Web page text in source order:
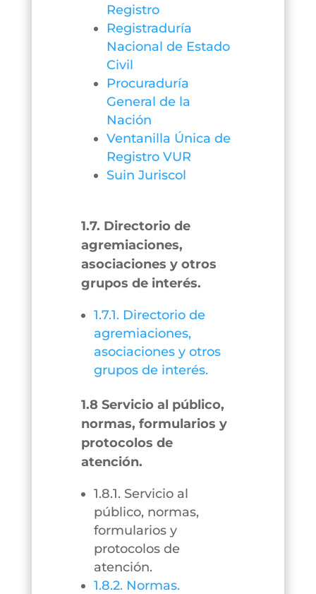
Registro
Registraduría
Nacional de Estado
Civil
Procuraduría
General de la
Nación
Ventanilla Única de
Registro VUR
Suin Juriscol
1.7. Directorio de
agremiaciones,
asociaciones y otros
grupos de interés.
1.7.1. Directorio de
agremiaciones,
asociaciones y otros
grupos de interés.
1.8 Servicio al público,
normas, formularios y
protocolos de
atención.
1.8.1. Servicio al
público, normas,
formularios y
protocolos de
atención.
1.8.2. Normas.